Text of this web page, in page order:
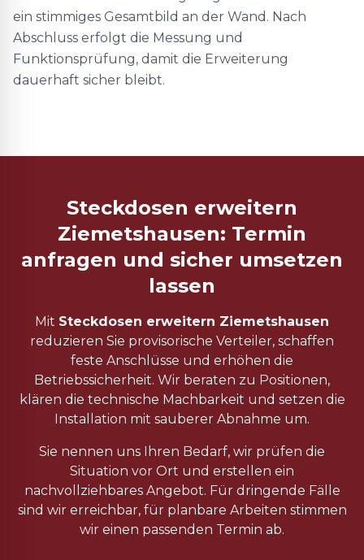
ein stimmiges Gesamtbild an der Wand. Nach
Abschluss erfolgt die Messung und
Funktionsprüfung, damit die Erweiterung
dauerhaft sicher bleibt.
Steckdosen erweitern
Ziemetshausen: Termin
anfragen und sicher umsetzen
lassen
Mit Steckdosen erweitern Ziemetshausen
reduzieren Sie provisorische Verteiler, schaffen
feste Anschlüsse und erhöhen die
Betriebssicherheit. Wir beraten zu Positionen,
klären die technische Machbarkeit und setzen die
Installation mit sauberer Abnahme um.
Sie nennen uns Ihren Bedarf, wir prüfen die
Situation vor Ort und erstellen ein
nachvollziehbares Angebot. Für dringende Fälle
sind wir erreichbar, für planbare Arbeiten stimmen
wir einen passenden Termin ab.